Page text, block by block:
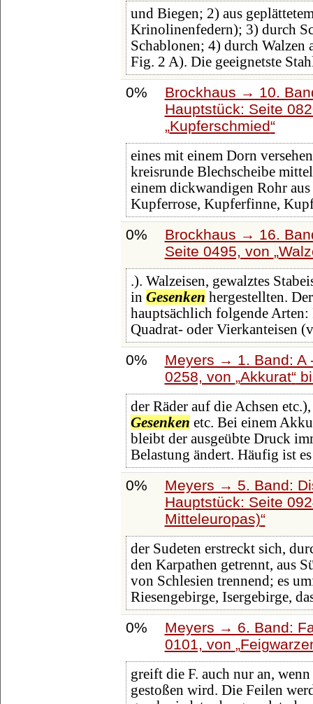
und Biegen; 2) aus
Krinolinenfedern); 3) durch
Schablonen; 4) durch Walzen
Fig. 2 A). Die geeignetste
0%
Brockhaus → 10.
Hauptstück: Seite
Kupferschmied
eines mit einem Dorn
kreisrunde Blechscheibe
einem dickwandigen Rohr
Kupferrose, Kupferfinne,
0%
Brockhaus → 16.
Seite 0495, von
.). Walzeisen, gewalztes
in Gesenken hergestellten.
hauptsächlich folgende
Quadrat- oder Vierkanteisen
0%
Meyers → 1. Band: A
0258, von Akkurat
der Räder auf die Achsen
Gesenken etc. Bei einem
bleibt der ausgeübte Druck
Belastung ändert. Häufig ist
0%
Meyers → 5. Band:
Hauptstück: Seite
Mitteleuropas)
der Sudeten erstreckt sich,
den Karpathen getrennt, aus
von Schlesien trennend; es
Riesengebirge, Isergebirge,
0%
Meyers → 6. Band:
0101, von
greift die F. auch nur an,
gestoßen wird. Die Feilen